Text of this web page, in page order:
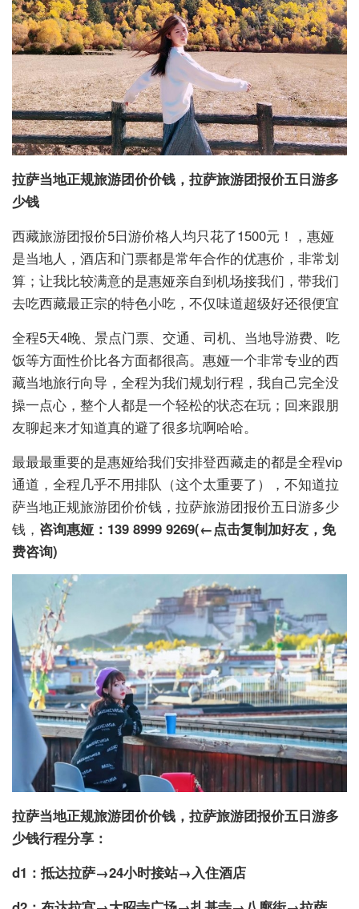
拉萨当地正规旅游团价价钱，拉萨旅游团报价五日游多
少钱
西藏旅游团报价5日游价格人均只花了1500元！，惠娅
是当地人，酒店和门票都是常年合作的优惠价，非常划
算；让我比较满意的是惠娅亲自到机场接我们，带我们
去吃西藏最正宗的特色小吃，不仅味道超级好还很便宜
全程5天4晚、景点门票、交通、司机、当地导游费、吃
饭等方面性价比各方面都很高。惠娅一个非常专业的西
藏当地旅行向导，全程为我们规划行程，我自己完全没
操一点心，整个人都是一个轻松的状态在玩；回来跟朋
友聊起来才知道真的避了很多坑啊哈哈。
最最最重要的是惠娅给我们安排登西藏走的都是全程vip
通道，全程几乎不用排队（这个太重要了），不知道拉
萨当地正规旅游团价价钱，拉萨旅游团报价五日游多少
钱， 咨询惠娅：139 8999 9269(←点击复制加好友，免
费咨询)
拉萨当地正规旅游团价价钱，拉萨旅游团报价五日游多
少钱行程分享：
d1：抵达拉萨→24小时接站→入住酒店